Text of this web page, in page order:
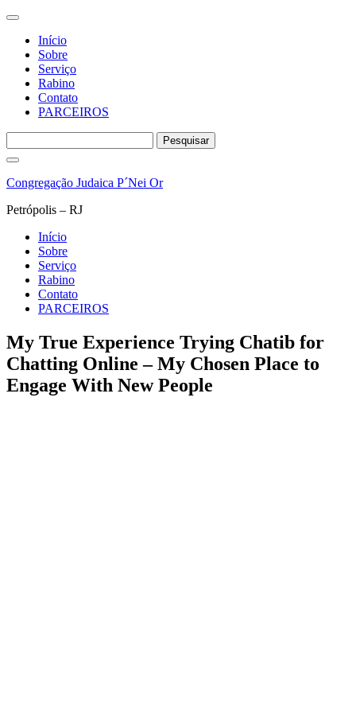
Início
Sobre
Serviço
Rabino
Contato
PARCEIROS
por:
Pular
o
Congregação Judaica P´Nei Or
Petrópolis – RJ
Início
Sobre
Serviço
Rabino
Contato
PARCEIROS
My True Experience Trying Chatib for
Chatting Online – My Chosen Place to
Engage With New People